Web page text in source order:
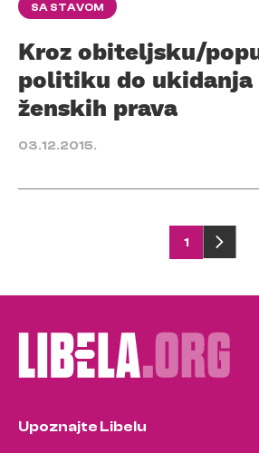
SA STAVOM
Kroz obiteljsku/
politiku do ukidanja
ženskih prava
03.12.2015.
pagination
1
Upoznajte Libelu